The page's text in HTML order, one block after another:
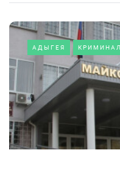
АДЫГЕЯ КРИМИНАЛ